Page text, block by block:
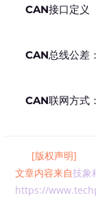
CAN接口定义
CAN总线公差
CAN联网方式
[版权声明]
文章内容来自技象
https://